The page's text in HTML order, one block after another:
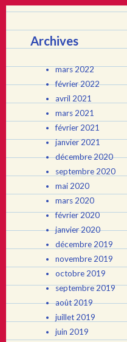
Archives
mars 2022
février 2022
avril 2021
mars 2021
février 2021
janvier 2021
décembre 2020
septembre 2020
mai 2020
mars 2020
février 2020
janvier 2020
décembre 2019
novembre 2019
octobre 2019
septembre 2019
août 2019
juillet 2019
juin 2019